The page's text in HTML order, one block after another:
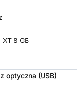
XT 8 GB
optyczna (USB)